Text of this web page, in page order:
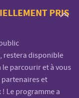
PRIS
restera disponible
parcourir et à vous
et
Le programme a